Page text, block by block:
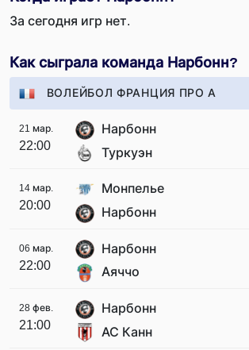
За сегодня игр нет.
Как сыграла команда Нарбонн?
ВОЛЕЙБОЛ ФРАНЦИЯ ПРО А
21 мар.
22:00
Нарбонн
Туркуэн
14 мар.
20:00
Монпелье
Нарбонн
06 мар.
22:00
Нарбонн
Аяччо
28 фев.
21:00
Нарбонн
АС Канн